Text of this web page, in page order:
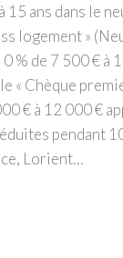
15 ans dans le
logement »
% de 7 500 € à
« Chèque
€ à 12 000 €
pendant
Lorient…